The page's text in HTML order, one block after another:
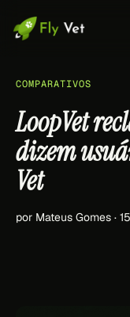
COMPARATIVOS
LoopVet
dizem
Vet
por Mateus Gomes ·